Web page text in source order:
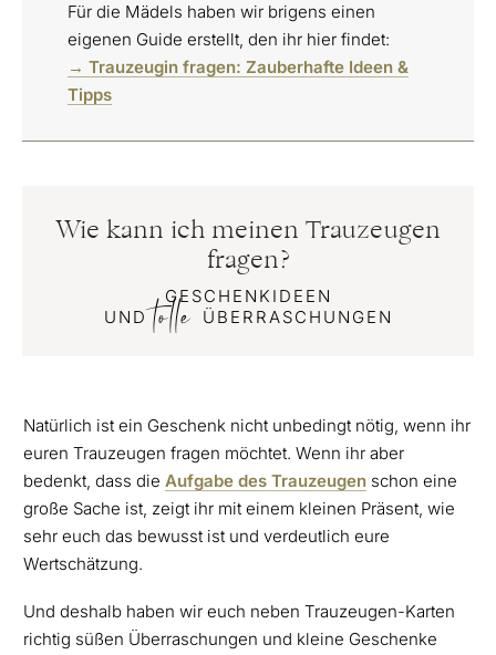
Für die Mädels haben wir brigens einen
eigenen Guide erstellt, den ihr hier findet:
→ Trauzeugin fragen: Zauberhafte Ideen &
Tipps
Wie kann ich meinen Trauzeugen
fragen?
GESCHENKIDEEN
UNDtolle ÜBERRASCHUNGEN
Natürlich ist ein Geschenk nicht unbedingt nötig, wenn ihr
euren Trauzeugen fragen möchtet. Wenn ihr aber
bedenkt, dass die Aufgabe des Trauzeugen schon eine
große Sache ist, zeigt ihr mit einem kleinen Präsent, wie
sehr euch das bewusst ist und verdeutlich eure
Wertschätzung.
Und deshalb haben wir euch neben Trauzeugen-Karten
richtig süßen Überraschungen und kleine Geschenke